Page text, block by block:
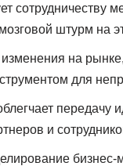
сотрудничеству
штурм на
на
для
передачу
и
бизнес-